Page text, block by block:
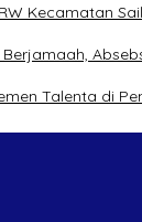
Kecamatan
Talenta di